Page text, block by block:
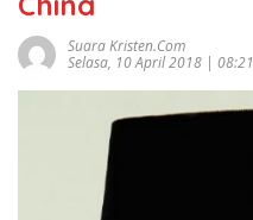
Suara Kristen.com
Selasa, 10 April 2018 | 08:21